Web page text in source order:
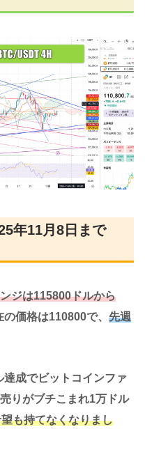
年11月8日まで
ジは115800ドルから
価格は110800で、 先週
成でビットコインファ
りがブチこまれ1万ドル
も持てなくなりまし